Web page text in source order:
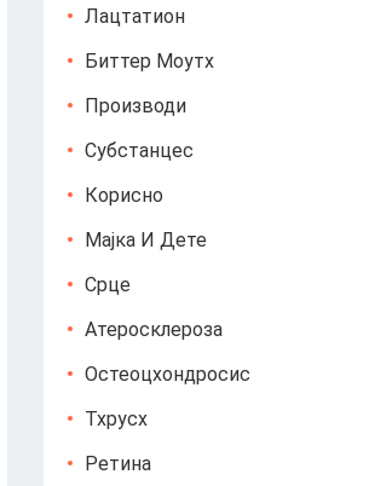
Лацтатион
Биттер Моутх
Производи
Субстанцес
Корисно
Мајка И Дете
Срце
Атеросклероза
Остеоцхондросис
Тхрусх
Ретина